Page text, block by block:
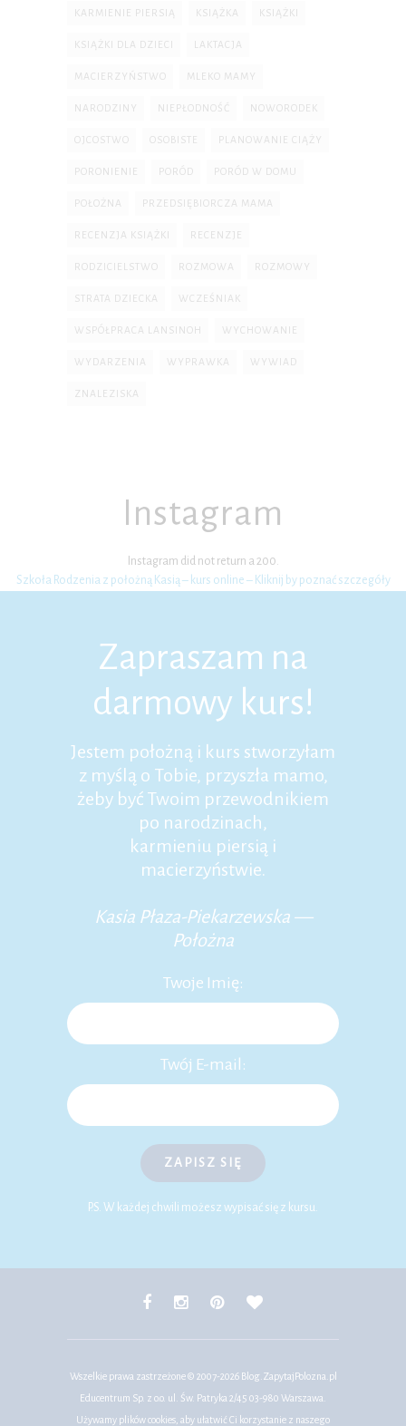
KARMIENIE PIERSIĄ KSIĄŻKA KSIĄŻKI
KSIĄŻKI DLA DZIECI LAKTACJA
MACIERZYŃSTWO MLEKO MAMY
NARODZINY NIEPŁODNOŚĆ NOWORODEK
OJCOSTWO OSOBISTE PLANOWANIE CIĄŻY
PORONIENIE PORÓD PORÓD W DOMU
POŁOŻNA PRZEDSIĘBIORCZA MAMA
RECENZJA KSIĄŻKI RECENZJE
RODZICIELSTWO ROZMOWA ROZMOWY
STRATA DZIECKA WCZEŚNIAK
WSPÓŁPRACA LANSINOH WYCHOWANIE
WYDARZENIA WYPRAWKA WYWIAD
ZNALEZISKA
Instagram
Instagram did not return a 200.
Szkoła Rodzenia z położną Kasią – kurs online – Kliknij by poznać szczegóły
Zapraszam na
darmowy kurs!
Jestem położną i kurs stworzyłam
z myślą o Tobie, przyszła mamo,
żeby być Twoim przewodnikiem
po narodzinach,
karmieniu piersią i
macierzyństwie.
Kasia Płaza-Piekarzewska —
Położna
Twoje Imię:
Twój E-mail:
ZAPISZ SIĘ
P.S. W każdej chwili możesz wypisać się z kursu.
Wszelkie prawa zastrzeżone © 2007-2026 Blog.ZapytajPolozna.pl
Educentrum Sp. z o.o. ul. Św. Patryka 2/45 03-980 Warszawa.
Używamy plików cookies, aby ułatwić Ci korzystanie z naszego